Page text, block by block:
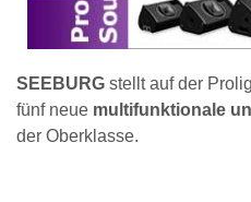
SEEBURG stellt auf der
fünf neue multifunktionale
der Oberklasse.